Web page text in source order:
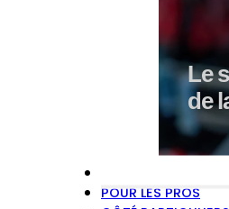
Le
de
POUR LES PROS